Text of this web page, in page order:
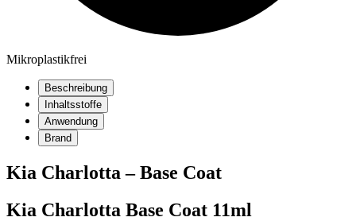
Mikroplastikfrei
Beschreibung
Inhaltsstoffe
Anwendung
Brand
Kia Charlotta – Base Coat
Kia Charlotta Base Coat 11ml